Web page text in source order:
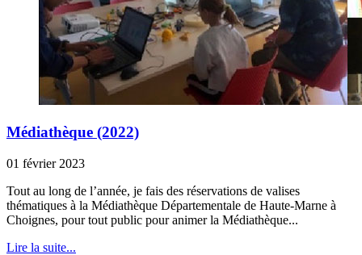
Médiathèque (2022)
01 février 2023
Tout au long de l’année, je fais des réservations de valises
thématiques à la Médiathèque Départementale de Haute-Marne à
Choignes, pour tout public pour animer la Médiathèque...
Lire la suite...